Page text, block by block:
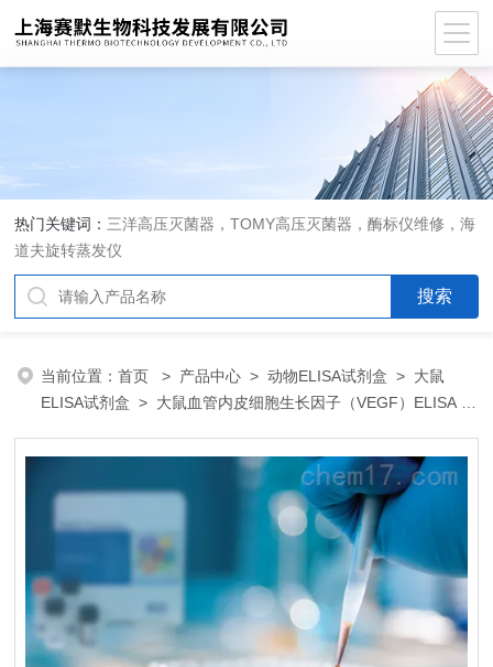
热门关键词： 三洋高压灭菌器，TOMY高压灭菌器，酶标仪维修，海
道夫旋转蒸发仪
当前位置：首页 > 产品中心 >动物ELISA试剂盒 > 大鼠
ELISA试剂盒 > 大鼠血管内皮细胞生长因子（VEGF）ELISA 试